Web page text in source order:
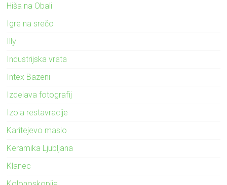
Hiša na Obali
Igre na srečo
Illy
Industrijska vrata
Intex Bazeni
Izdelava fotografij
Izola restavracije
Karitejevo maslo
Keramika Ljubljana
Klanec